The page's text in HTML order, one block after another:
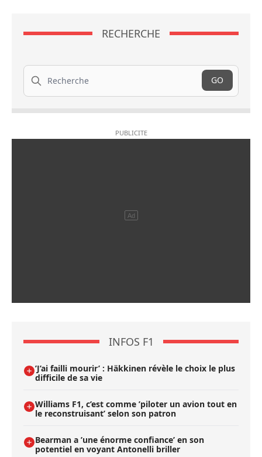
RECHERCHE
Recherche
GO
INFOS F1
’J’ai failli mourir’ : Häkkinen révèle le choix le plus
difficile de sa vie
Williams F1, c’est comme ’piloter un avion tout en
le reconstruisant’ selon son patron
Bearman a ’une énorme confiance’ en son
potentiel en voyant Antonelli briller